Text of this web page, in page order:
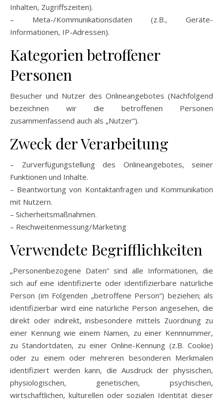
Inhalten, Zugriffszeiten).
– Meta-/Kommunikationsdaten (z.B., Geräte-
Informationen, IP-Adressen).
Kategorien betroffener
Personen
Besucher und Nutzer des Onlineangebotes (Nachfolgend
bezeichnen wir die betroffenen Personen
zusammenfassend auch als „Nutzer“).
Zweck der Verarbeitung
– Zurverfügungstellung des Onlineangebotes, seiner
Funktionen und Inhalte.
– Beantwortung von Kontaktanfragen und Kommunikation
mit Nutzern.
– Sicherheitsmaßnahmen.
– Reichweitenmessung/Marketing
Verwendete Begrifflichkeiten
„Personenbezogene Daten“ sind alle Informationen, die
sich auf eine identifizierte oder identifizierbare natürliche
Person (im Folgenden „betroffene Person“) beziehen; als
identifizierbar wird eine natürliche Person angesehen, die
direkt oder indirekt, insbesondere mittels Zuordnung zu
einer Kennung wie einem Namen, zu einer Kennnummer,
zu Standortdaten, zu einer Online-Kennung (z.B. Cookie)
oder zu einem oder mehreren besonderen Merkmalen
identifiziert werden kann, die Ausdruck der physischen,
physiologischen, genetischen, psychischen,
wirtschaftlichen, kulturellen oder sozialen Identität dieser